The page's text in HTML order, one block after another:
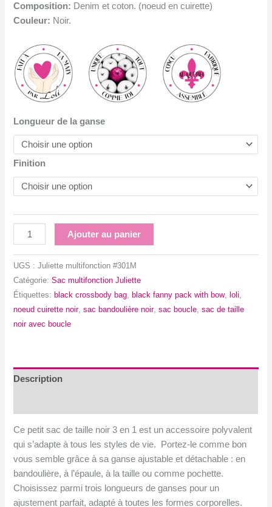
Composition: Denim et coton. (noeud en cuirette)
Couleur: Noir.
Longueur de la ganse
Finition
quantité
de
de
noeud
Ajouter au panier
UGS :Juliette multifonction #301M
Catégorie:Sac multifonction Juliette
Étiquettes: black crossbody bag, black fanny pack with bow, loli,
noeud cuirette noir,sac bandoulière noir,sac boucle,sac de taille
noir avec boucle
Description
Ce petit sac de taille noir 3 en 1 est un accessoire polyvalent
qui s’adapte à tous les styles de vie. Portez-le comme bon
vous semble grâce à sa ganse ajustable et détachable : en
bandoulière, à l’épaule, à la taille ou comme pochette.
Choisissez parmi trois longueurs de ganses pour un
ajustement parfait, adapté à toutes les formes corporelles.